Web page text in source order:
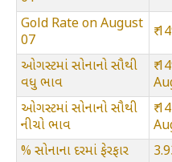
Gold Rate on August
07
₹
ઓગસ્ટમાં સોનાનો સૌથી
વધુ ભાવ
₹
ઓગસ્ટમાં સોનાનો સૌથી
નીચો ભાવ
₹
% સોનાના દરમાં ફેરફાર